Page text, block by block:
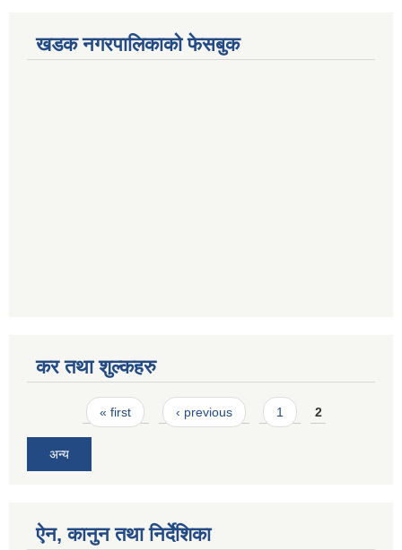
खडक नगरपालिकाको फेसबुक
कर तथा शुल्कहरु
Pages« first ‹ previous 1 2
अन्य
ऐन, कानुन तथा निर्देशिका